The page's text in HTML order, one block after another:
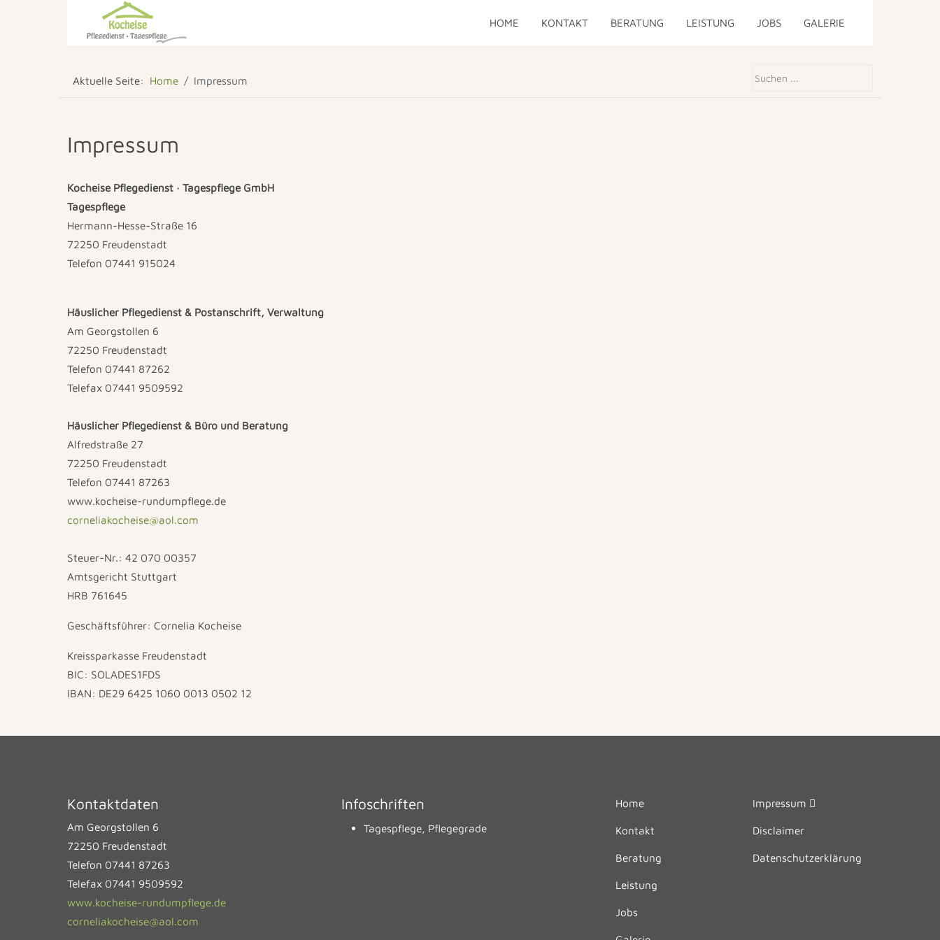
HOME KONTAKT BERATUNG LEISTUNG JOBS GALERIE
Aktuelle Seite: Home Impressum
Impressum
Kocheise Pflegedienst · Tagespflege GmbH
Tagespflege
Hermann-Hesse-Straße 16
72250 Freudenstadt
Telefon 07441 915024
Häuslicher Pflegedienst & Postanschrift, Verwaltung
Am Georgstollen 6
72250 Freudenstadt
Telefon 07441 87262
Telefax 07441 9509592
Häuslicher Pflegedienst & Büro und Beratung
Alfredstraße 27
72250 Freudenstadt
Telefon 07441 87263
www.kocheise-rundumpflege.de
corneliakocheise@aol.com
Steuer-Nr.: 42 070 00357
Amtsgericht Stuttgart
HRB 761645
Geschäftsführer: Cornelia Kocheise
Kreissparkasse Freudenstadt
BIC: SOLADES1FDS
IBAN: DE29 6425 1060 0013 0502 12
Kontaktdaten
Am Georgstollen 6
72250 Freudenstadt
Telefon 07441 87263
Telefax 07441 9509592
www.kocheise-rundumpﬂege.de
corneliakocheise@aol.com
Infoschriften
Tagespflege, Pflegegrade
Home
Kontakt
Beratung
Leistung
Jobs
Impressum
Disclaimer
Datenschutzerklärung